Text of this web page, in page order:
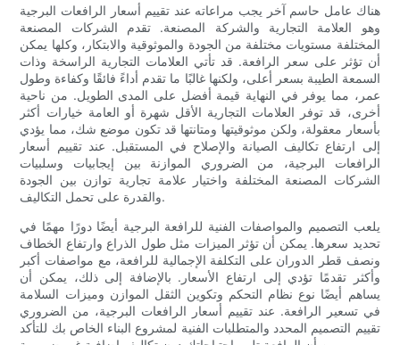
هناك عامل حاسم آخر يجب مراعاته عند تقييم أسعار الرافعات البرجية
وهو العلامة التجارية والشركة المصنعة. تقدم الشركات المصنعة
المختلفة مستويات مختلفة من الجودة والموثوقية والابتكار، وكلها يمكن
أن تؤثر على سعر الرافعة. قد تأتي العلامات التجارية الراسخة وذات
السمعة الطيبة بسعر أعلى، ولكنها غالبًا ما تقدم أداءً فائقًا وكفاءة وطول
عمر، مما يوفر في النهاية قيمة أفضل على المدى الطويل. من ناحية
أخرى، قد توفر العلامات التجارية الأقل شهرة أو العامة خيارات أكثر
بأسعار معقولة، ولكن موثوقيتها ومتانتها قد تكون موضع شك، مما يؤدي
إلى ارتفاع تكاليف الصيانة والإصلاح في المستقبل. عند تقييم أسعار
الرافعات البرجية، من الضروري الموازنة بين إيجابيات وسلبيات
الشركات المصنعة المختلفة واختيار علامة تجارية توازن بين الجودة
والقدرة على تحمل التكاليف.
يلعب التصميم والمواصفات الفنية للرافعة البرجية أيضًا دورًا مهمًا في
تحديد سعرها. يمكن أن تؤثر الميزات مثل طول الذراع وارتفاع الخطاف
ونصف قطر الدوران على التكلفة الإجمالية للرافعة، مع مواصفات أكبر
وأكثر تقدمًا تؤدي إلى ارتفاع الأسعار. بالإضافة إلى ذلك، يمكن أن
يساهم أيضًا نوع نظام التحكم وتكوين الثقل الموازن وميزات السلامة
في تسعير الرافعة. عند تقييم أسعار الرافعات البرجية، من الضروري
تقييم التصميم المحدد والمتطلبات الفنية لمشروع البناء الخاص بك للتأكد